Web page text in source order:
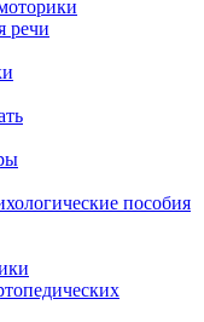
речи
пособия